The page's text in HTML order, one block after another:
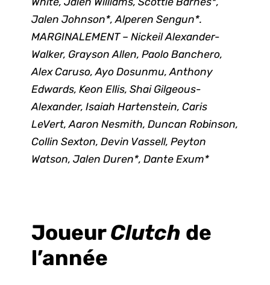
Jalen Johnson*, Alperen Sengun*.
MARGINALEMENT – Nickeil Alexander-
Walker, Grayson Allen, Paolo Banchero,
Alex Caruso, Ayo Dosunmu, Anthony
Edwards, Keon Ellis, Shai Gilgeous-
Alexander, Isaiah Hartenstein, Caris
LeVert, Aaron Nesmith, Duncan Robinson,
Collin Sexton, Devin Vassell, Peyton
Watson, Jalen Duren*, Dante Exum*
JoueurClutch de
l’année